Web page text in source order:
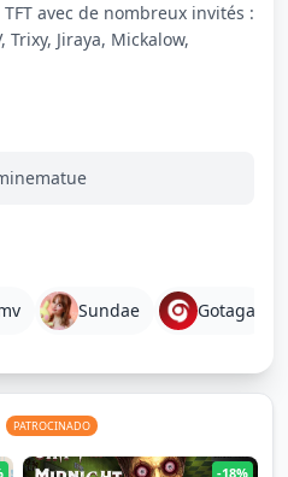
avec de nombreux invités :
Jiraya, Mickalow,
Sundae Gotaga
PATROCINADO
-18%